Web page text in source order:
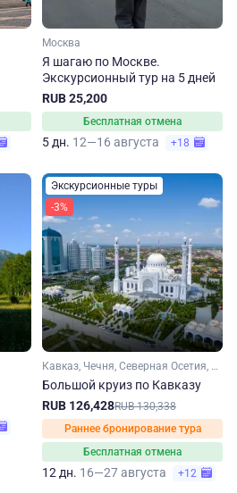
Москва
Я шагаю по Москве.
Экскурсионный тур на 5 дней
RUB 25,200
Бесплатная отмена
5 дн. 12—16 августа +18
Экскурсионные туры
-3%
Кавказ, Чечня, Северная Осетия, Кабардино-Балкария, Ингушетия, Дагестан
Большой круиз по Кавказу
RUB 126,428RUB 130,338
Раннее бронирование тура
Бесплатная отмена
12 дн. 16—27 августа +12